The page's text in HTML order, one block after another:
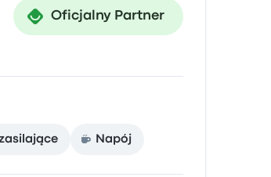
Oficjalny Partner
Napój